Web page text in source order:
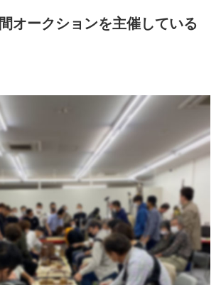
オークションを主催している